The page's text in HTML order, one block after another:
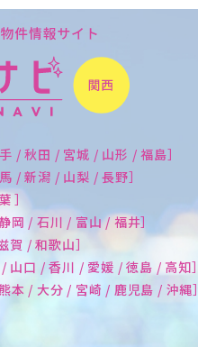
/ 秋田 / 宮城 / 山形 / 福島］
/ 新潟 / 山梨 / 長野］
］
岡 / 石川 / 富山 / 福井］
/ 和歌山］
口 / 香川 / 愛媛 / 徳島 / 高知］
本 / 大分 / 宮崎 / 鹿児島 / 沖縄］